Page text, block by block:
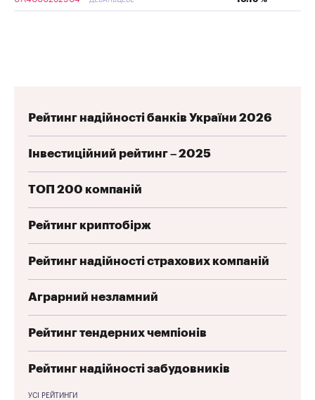
Рейтинг надійності банків України 2026
Інвестиційний рейтинг – 2025
ТОП 200 компаній
Рейтинг криптобірж
Рейтинг надійності страхових компаній
Аграрний незламний
Рейтинг тендерних чемпіонів
Рейтинг надійності забудовників
УСІ РЕЙТИНГИ